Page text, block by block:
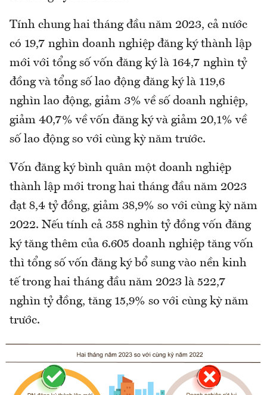
Tính chung hai tháng đầu năm 2023, cả nước
có 19,7 nghìn doanh nghiệp đăng ký thành lập
mới với tổng số vốn đăng ký là 164,7 nghìn tỷ
đồng và tổng số lao động đăng ký là 119,6
nghìn lao động, giảm 3% về số doanh nghiệp,
giảm 40,7% về vốn đăng ký và giảm 20,1% về
số lao động so với cùng kỳ năm trước.
Vốn đăng ký bình quân một doanh nghiệp
thành lập mới trong hai tháng đầu năm 2023
đạt 8,4 tỷ đồng, giảm 38,9% so với cùng kỳ năm
2022. Nếu tính cả 358 nghìn tỷ đồng vốn đăng
ký tăng thêm của 6.605 doanh nghiệp tăng vốn
thì tổng số vốn đăng ký bổ sung vào nền kinh
tế trong hai tháng đầu năm 2023 là 522,7
nghìn tỷ đồng, tăng 15,9% so với cùng kỳ năm
trước.